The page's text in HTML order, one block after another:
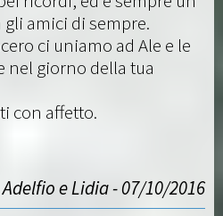
amici di sempre.
ci uniamo ad Ale e le
nel giorno della tua
con affetto.
Adelfio e Lidia - 07/10/2016